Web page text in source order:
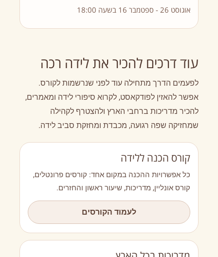
אוגוסט 26 - ספטמבר 16 בשעה 18:00
עוד דרכים להכיר את לידה רכה
לפעמים הדרך מתחילה עוד לפני שנרשמות לקורס.
אפשר להאזין לפודקאסט, לקרוא סיפורי לידה ומאמרים,
להכיר מדריכות ברחבי הארץ ולהצטרף לקהילה
שמחזיקה שפה רגועה, מכבדת ומחזקת סביב לידה.
קורס הכנה ללידה
כל אפשרויות ההכנה במקום אחד: קורסים פרונטלים,
קורס אונליין, מדריכות, שיעור ראשון והחזרים.
לעמוד הקורסים